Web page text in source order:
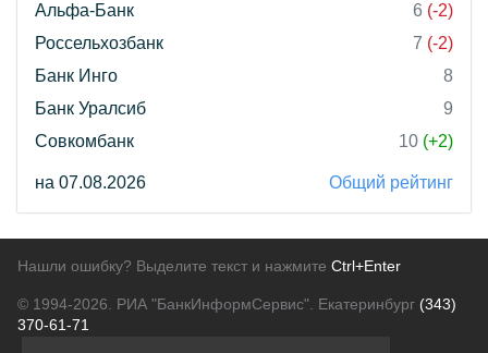
Альфа-Банк
6 (-2)
Россельхозбанк
7 (-2)
Банк Инго
8
Банк Уралсиб
9
Совкомбанк
10 (+2)
на 07.08.2026 Общий рейтинг
Нашли ошибку? Выделите текст и нажмите Ctrl+Enter
© 1994-2026. РИА "БанкИнформСервис". Екатеринбург (343)
370-61-71